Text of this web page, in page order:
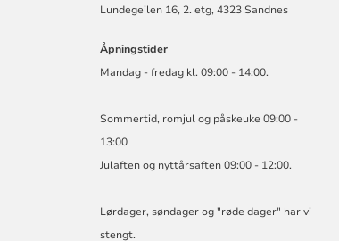
Lundegeilen 16, 2. etg, 4323 Sandnes
Åpningstider
Mandag - fredag kl. 09:00 - 14:00.
Sommertid, romjul og påskeuke 09:00 -
13:00
Julaften og nyttårsaften 09:00 - 12:00.
Lørdager, søndager og "røde dager" har vi
stengt.